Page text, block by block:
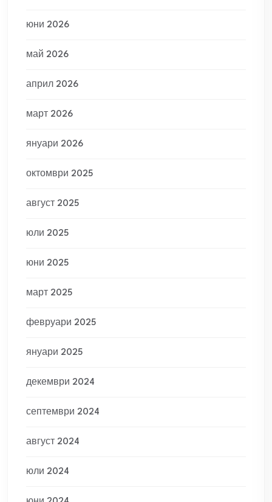
юни 2026
май 2026
април 2026
март 2026
януари 2026
октомври 2025
август 2025
юли 2025
юни 2025
март 2025
февруари 2025
януари 2025
декември 2024
септември 2024
август 2024
юли 2024